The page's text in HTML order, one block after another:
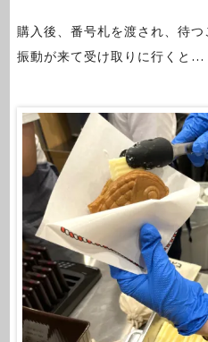
購入後、番号札を渡され、待つ
振動が来て受け取りに行くと…